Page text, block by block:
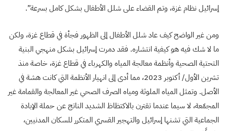
إسرائيل نظام غزة، وتم القضاء على شلل الأطفال بشكل كامل بسرعة”.
ومن غير الواضح كيف عاد شلل الأطفال إلى الظهور فجأة في قطاع غزة، ولكن
ما لا شك فيه هو كيفية انتشاره. فقد دمرت إسرائيل بشكل منهجي البنية
التحتية الصحية وأنظمة معالجة المياه والكهرباء في قطاع غزة، خاصة منذ
تشرين الأول/ أكتوبر 2023، مما أدى إلى انهيار الأنظمة التي كانت هشة في
الأصل. وتمثل المياه الملوثة ومياه الصرف الصحي غير المعالجة والقمامة غير
المجمّعة، لا سيما عندما تقترن بالاكتظاظ الشديد الناتج عن حملة الإبادة
الجماعية التي تشنها إسرائيل والتهجير القسري المتكرر للسكان المدنيين،